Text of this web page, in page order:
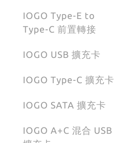
IOGO Type-E to
Type-C 前置轉接
IOGO USB 擴充卡
IOGO Type-C 擴充卡
IOGO SATA 擴充卡
IOGO A+C 混合 USB